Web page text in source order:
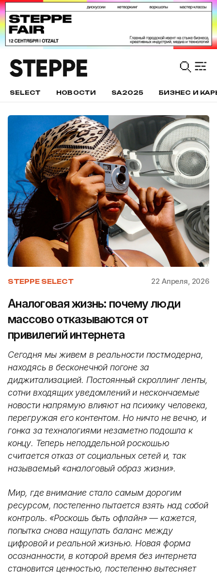
SELECT НОВОСТИ SA2025 БИЗНЕС И
STEPPE SELECT 22 Апреля, 2026
Аналоговая жизнь: почему люди
массово отказываются от
привилегий интернета
Сегодня мы живем в реальности постмодерна,
находясь в бесконечной погоне за
диджитализацией. Постоянный скроллинг ленты,
сотни входящих уведомлений и нескончаемые
новости напрямую влияют на психику человека,
перегружая его контентом. Но ничто не вечно, и
гонка за технологиями незаметно подошла к
концу. Теперь неподдельной роскошью
считается отказ от социальных сетей и, так
называемый «аналоговый образ жизни».
Мир, где внимание стало самым дорогим
ресурсом, постепенно пытается взять над собой
контроль. «Роскошь быть офлайн» — кажется,
попытка снова нащупать баланс между
цифровой и реальной жизнью. Новая форма
осознанности, в которой время без интернета
становится ценностью, постепенно вытесняет